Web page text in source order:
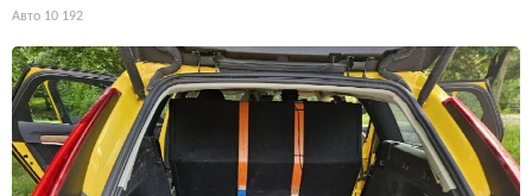
Авто 10 192